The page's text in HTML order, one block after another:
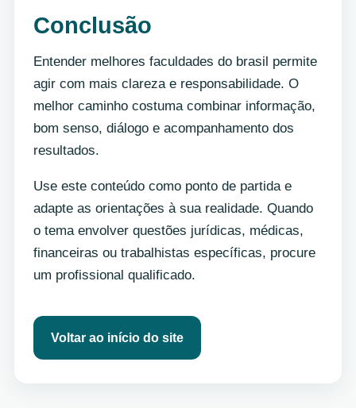
Conclusão
Entender melhores faculdades do brasil permite
agir com mais clareza e responsabilidade. O
melhor caminho costuma combinar informação,
bom senso, diálogo e acompanhamento dos
resultados.
Use este conteúdo como ponto de partida e
adapte as orientações à sua realidade. Quando
o tema envolver questões jurídicas, médicas,
financeiras ou trabalhistas específicas, procure
um profissional qualificado.
Voltar ao início do site